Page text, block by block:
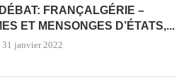
FRANÇALGÉRIE –
ET MENSONGES D’ÉTATS,...
31 janvier 2022